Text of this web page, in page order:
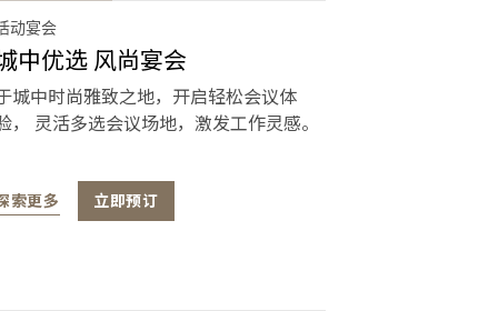
动宴会
中优选 风尚宴会
城中时尚雅致之地，开启轻松会议体
， 灵活多选会议场地，激发工作灵感。
索更多 立即预订